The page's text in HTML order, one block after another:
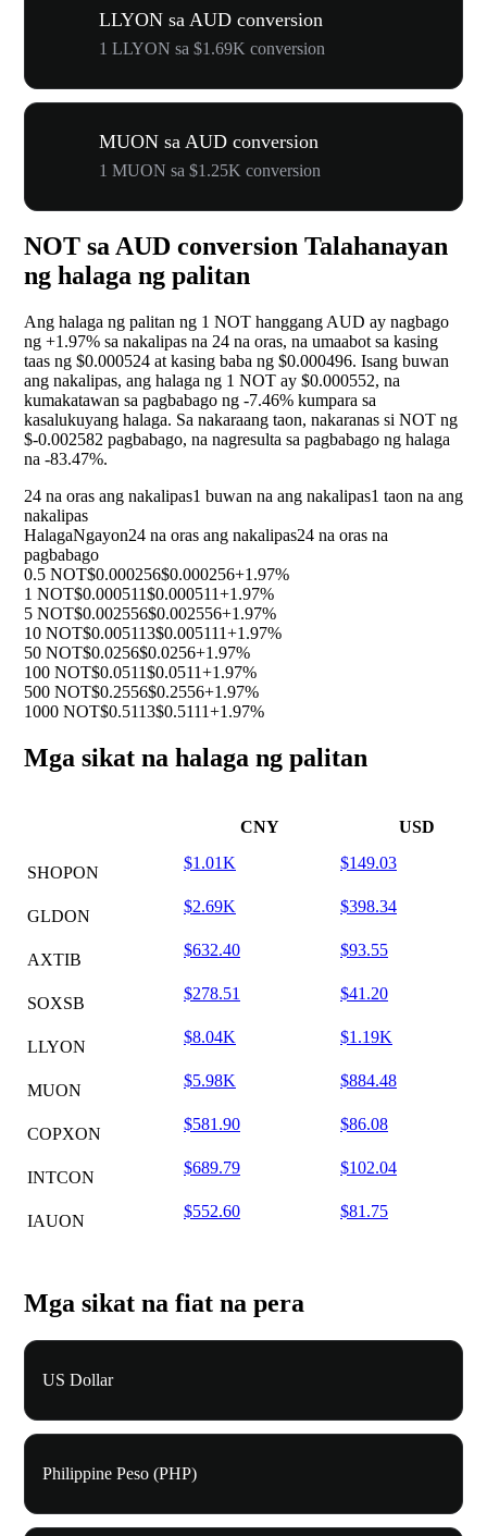
LLYON sa AUD conversion
1 LLYON sa $1.69K conversion
MUON sa AUD conversion
1 MUON sa $1.25K conversion
NOT sa AUD conversion Talahanayan
ng halaga ng palitan
Ang halaga ng palitan ng 1 NOT hanggang AUD ay nagbago
ng +1.97% sa nakalipas na 24 na oras, na umaabot sa kasing
taas ng $0.000524 at kasing baba ng $0.000496. Isang buwan
ang nakalipas, ang halaga ng 1 NOT ay $0.000552, na
kumakatawan sa pagbabago ng -7.46% kumpara sa
kasalukuyang halaga. Sa nakaraang taon, nakaranas si NOT ng
$-0.002582 pagbabago, na nagresulta sa pagbabago ng halaga
na -83.47%.
24 na oras ang nakalipas1 buwan na ang nakalipas1 taon na ang
nakalipas
HalagaNgayon24 na oras ang nakalipas24 na oras na
pagbabago
0.5 NOT$0.000256$0.000256+1.97%
1 NOT$0.000511$0.000511+1.97%
5 NOT$0.002556$0.002556+1.97%
10 NOT$0.005113$0.005111+1.97%
50 NOT$0.0256$0.0256+1.97%
100 NOT$0.0511$0.0511+1.97%
500 NOT$0.2556$0.2556+1.97%
1000 NOT$0.5113$0.5111+1.97%
Mga sikat na halaga ng palitan
CNY USD
SHOPON
$1.01K $149.03
GLDON
$2.69K $398.34
AXTIB
$632.40 $93.55
SOXSB
$278.51 $41.20
LLYON
$8.04K $1.19K
MUON
$5.98K $884.48
COPXON
$581.90 $86.08
INTCON
$689.79 $102.04
IAUON
$552.60 $81.75
Mga sikat na fiat na pera
US Dollar
Philippine Peso (PHP)